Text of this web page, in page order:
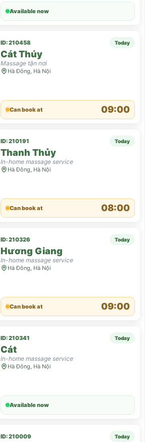
Available now
ID: 210458 Today
Cát Thúy
Massage tận nơi
Hà Đông, Hà Nội
Can book at 09:00
ID: 210191 Today
Thanh Thủy
In-home massage service
Hà Đông, Hà Nội
Can book at 08:00
ID: 210326 Today
Hương Giang
In-home massage service
Hà Đông, Hà Nội
Can book at 09:00
ID: 210341 Today
Cát
In-home massage service
Hà Đông, Hà Nội
Available now
ID: 210009 Today